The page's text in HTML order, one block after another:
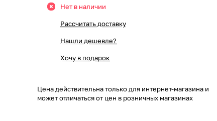
Нет в наличии
Рассчитать доставку
Нашли дешевле?
Хочу в подарок
Цена действительна только для интернет-магазина и
может отличаться от цен в розничных магазинах